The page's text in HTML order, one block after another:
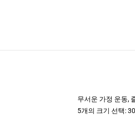
무서운 가정 운동,
5개의 크기 선택: